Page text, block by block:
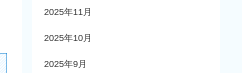
2025年11月
2025年10月
2025年9月